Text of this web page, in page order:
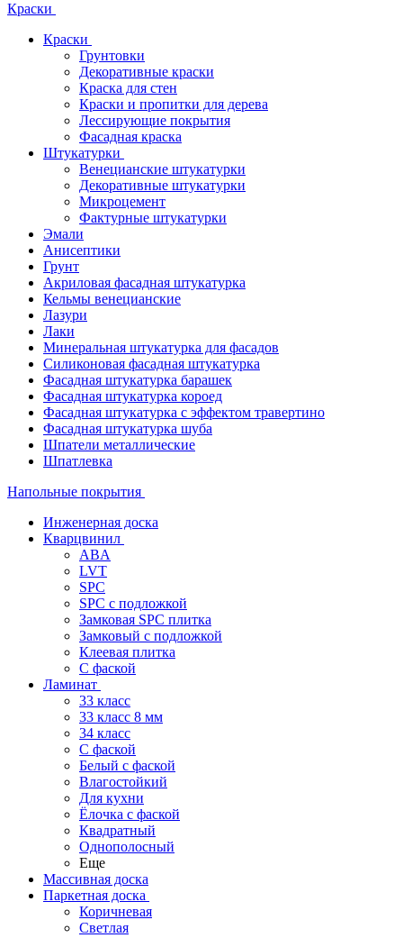
Краски
Краски
Грунтовки
Декоративные краски
Краска для стен
Краски и пропитки для дерева
Лессирующие покрытия
Фасадная краска
Штукатурки
Венецианские штукатурки
Декоративные штукатурки
Микроцемент
Фактурные штукатурки
Эмали
Анисептики
Грунт
Акриловая фасадная штукатурка
Кельмы венецианские
Лазури
Лаки
Минеральная штукатурка для фасадов
Силиконовая фасадная штукатурка
Фасадная штукатурка барашек
Фасадная штукатурка короед
Фасадная штукатурка с эффектом травертино
Фасадная штукатурка шуба
Шпатели металлические
Шпатлевка
Напольные покрытия
Инженерная доска
Кварцвинил
ABA
LVT
SPC
SPC с подложкой
Замковая SPC плитка
Замковый с подложкой
Клеевая плитка
С фаской
Ламинат
33 класс
33 класс 8 мм
34 класс
C фаской
Белый с фаской
Влагостойкий
Для кухни
Ёлочка с фаской
Квадратный
Однополосный
Еще
Массивная доска
Паркетная доска
Коричневая
Светлая